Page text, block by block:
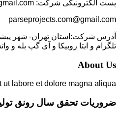
پست الکترونیکی شرکت: amin.hosein@gmail.com
parseprojects.com@gmail.com
تلگرام و ایتا روبیکا و آی گپ بله و
About Us
labore et dolore magna aliqua.
ضروریات تحقق سال رونق